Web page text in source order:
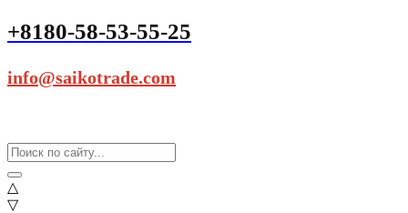
+8180-58-53-55-25
info@saikotrade.com
△
▽